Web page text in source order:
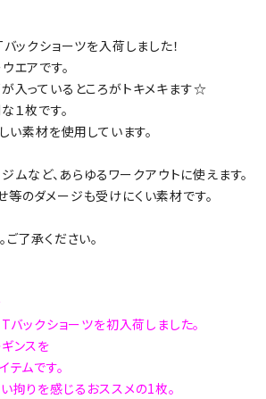
ックショーツを入荷しました！
エアです。
入っているところがトキメキます☆
１枚です。
素材を使用しています。
ムなど、あらゆるワークアウトに使えます。
のダメージも受けにくい素材です。
了承ください。
ックショーツを初入荷しました。
ンスを
ムです。
拘りを感じるおススメの1枚。